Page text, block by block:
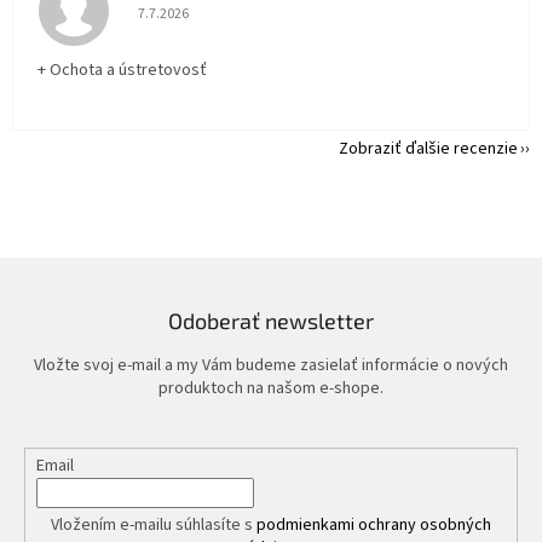
Hodnotenie obchodu je 5 z 5 hviezdičiek.
7.7.2026
+ Ochota a ústretovosť
Zobraziť ďalšie recenzie
Odoberať newsletter
Vložte svoj e-mail a my Vám budeme zasielať informácie o nových
produktoch na našom e-shope.
Email
Vložením e-mailu súhlasíte s podmienkami ochrany osobných